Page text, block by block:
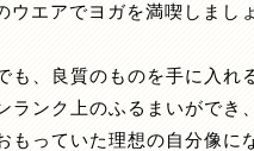
ウエアでヨガを満喫しまし
も、良質のものを手に入れ
ランク上のふるまいができ、
もっていた理想の自分像に